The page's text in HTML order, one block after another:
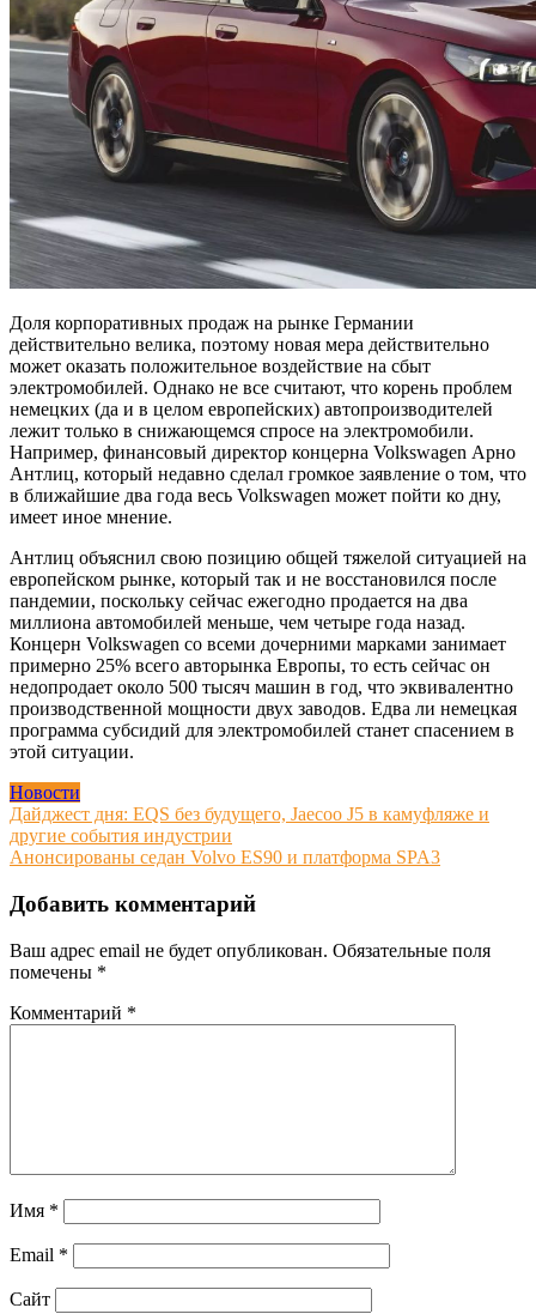
Доля корпоративных продаж на рынке Германии
действительно велика, поэтому новая мера действительно
может оказать положительное воздействие на сбыт
электромобилей. Однако не все считают, что корень проблем
немецких (да и в целом европейских) автопроизводителей
лежит только в снижающемся спросе на электромобили.
Например, финансовый директор концерна Volkswagen Арно
Антлиц, который недавно сделал громкое заявление о том, что
в ближайшие два года весь Volkswagen может пойти ко дну,
имеет иное мнение.
Антлиц объяснил свою позицию общей тяжелой ситуацией на
европейском рынке, который так и не восстановился после
пандемии, поскольку сейчас ежегодно продается на два
миллиона автомобилей меньше, чем четыре года назад.
Концерн Volkswagen со всеми дочерними марками занимает
примерно 25% всего авторынка Европы, то есть сейчас он
недопродает около 500 тысяч машин в год, что эквивалентно
производственной мощности двух заводов. Едва ли немецкая
программа субсидий для электромобилей станет спасением в
этой ситуации.
Новости
Навигация
по
Дайджест дня: EQS без будущего, Jaecoo J5 в камуфляже и
другие события индустрии
Анонсированы седан Volvo ES90 и платформа SPA3
Добавить комментарий
Ваш адрес email не будет опубликован. Обязательные поля
помечены *
Комментарий *
Имя *
Email *
Сайт